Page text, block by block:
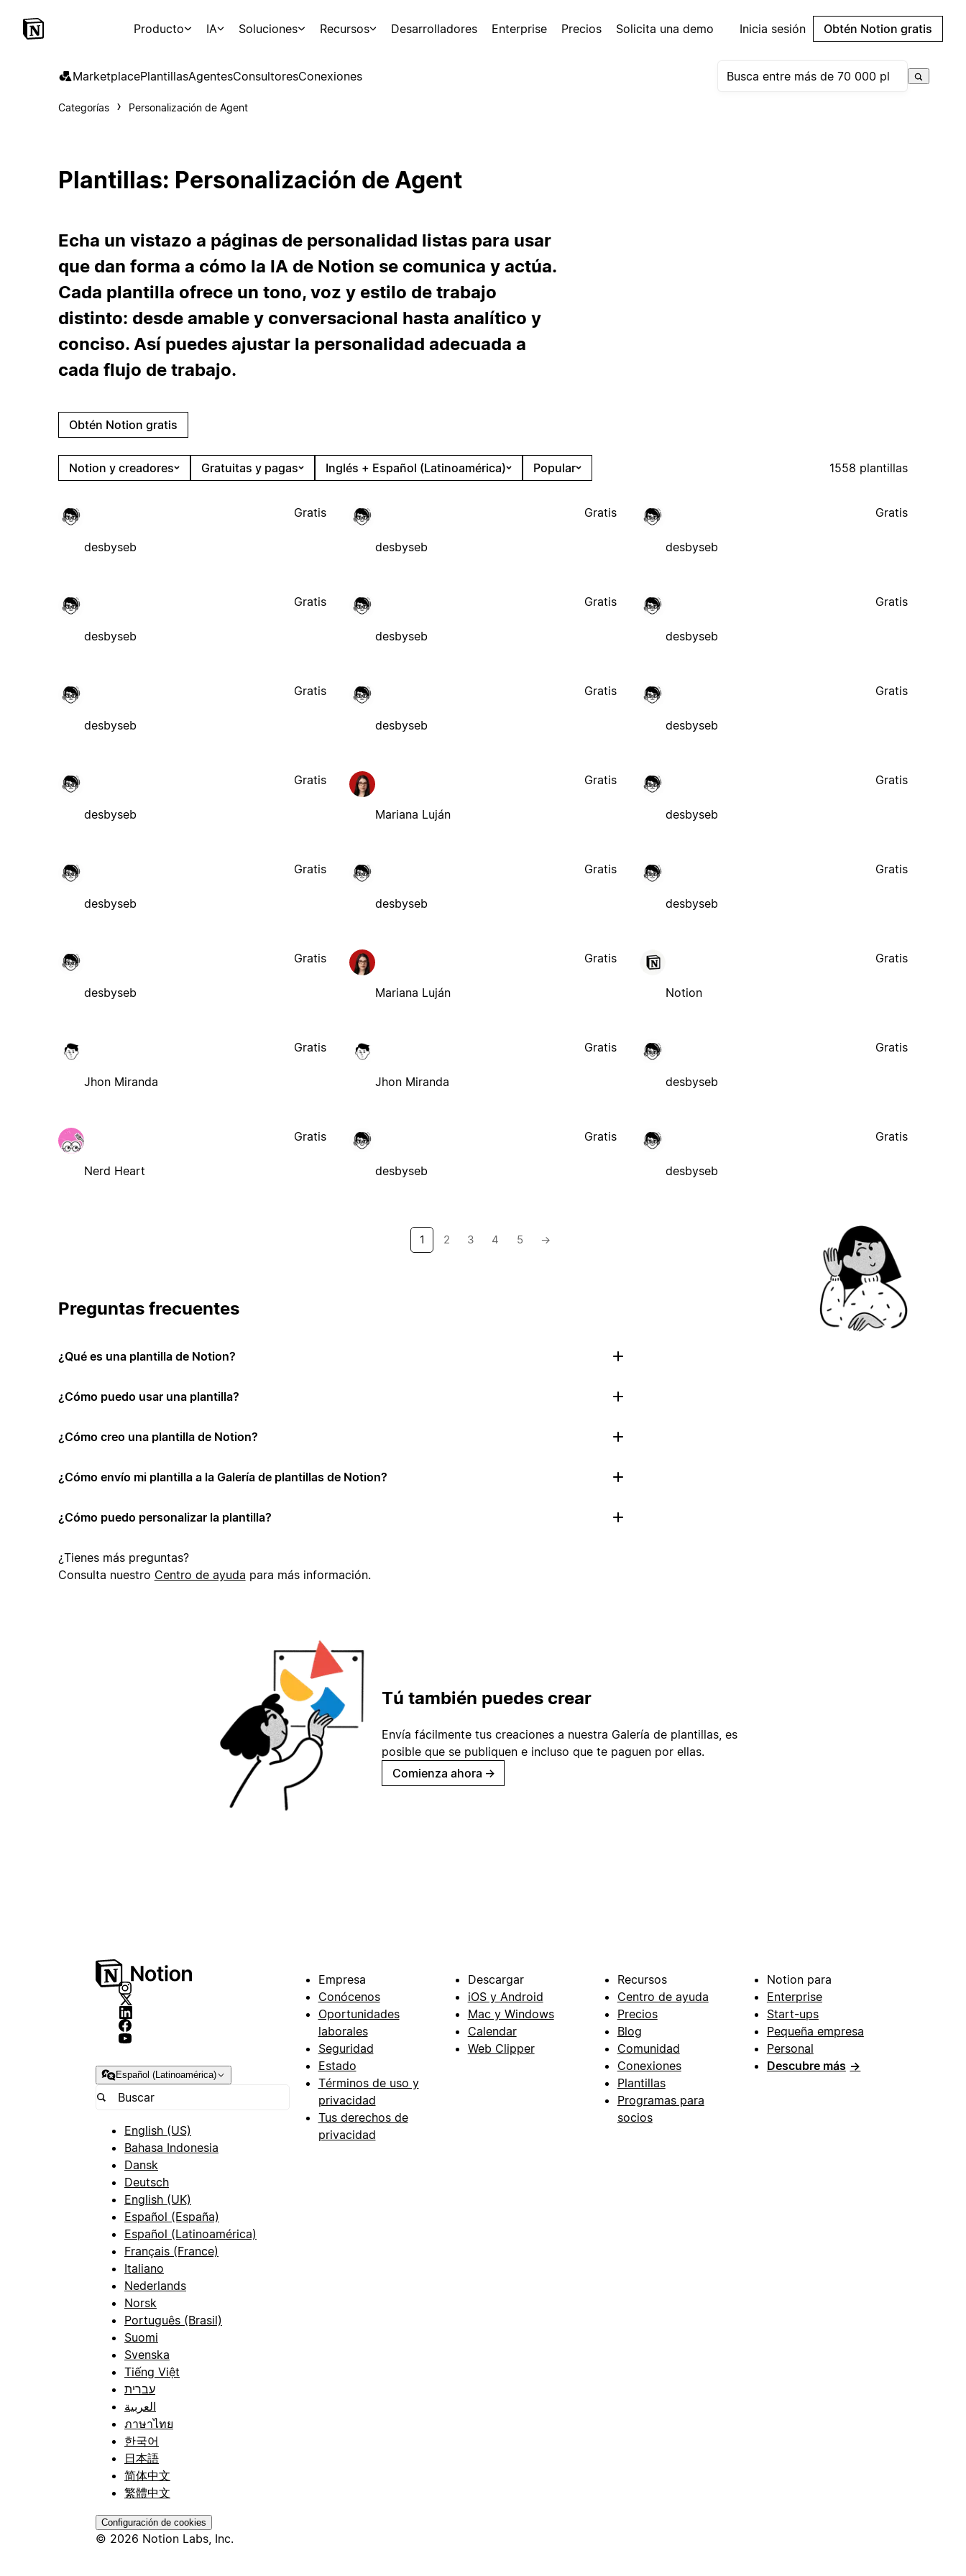
Producto IA Soluciones Recursos Desarrolladores Enterprise Precios Solicita una demo Inicia sesión Obtén Notion gratis
MarketplacePlantillasAgentesConsultoresConexiones
Categorías Personalización de Agent
Plantillas: Personalización de Agent
Echa un vistazo a páginas de personalidad listas para usar
que dan forma a cómo la IA de Notion se comunica y actúa.
Cada plantilla ofrece un tono, voz y estilo de trabajo
distinto: desde amable y conversacional hasta analítico y
conciso. Así puedes ajustar la personalidad adecuada a
cada flujo de trabajo.
Obtén Notion gratis
Notion y creadores Gratuitas y pagas Inglés + Español (Latinoamérica) Popular 1558 plantillas
desbyseb
Gratis
desbyseb
Gratis
desbyseb
Gratis
desbyseb
Gratis
desbyseb
Gratis
desbyseb
Gratis
desbyseb
Gratis
desbyseb
Gratis
desbyseb
Gratis
desbyseb
Gratis
Mariana Luján
Gratis
desbyseb
Gratis
desbyseb
Gratis
desbyseb
Gratis
desbyseb
Gratis
desbyseb
Gratis
Mariana Luján
Gratis
Notion
Gratis
Jhon Miranda
Gratis
Jhon Miranda
Gratis
desbyseb
Gratis
Nerd Heart
Gratis
desbyseb
Gratis
desbyseb
Gratis
1 2 3 4 5 →
Preguntas frecuentes
¿Qué es una plantilla de Notion?
¿Cómo puedo usar una plantilla?
¿Cómo creo una plantilla de Notion?
¿Cómo envío mi plantilla a la Galería de plantillas de Notion?
¿Cómo puedo personalizar la plantilla?
¿Tienes más preguntas?
Consulta nuestro Centro de ayuda para más información.
Tú también puedes crear
Envía fácilmente tus creaciones a nuestra Galería de plantillas, es
posible que se publiquen e incluso que te paguen por ellas.
Comienza ahora →
Español (Latinoamérica)
English (US)
Bahasa Indonesia
Dansk
Deutsch
English (UK)
Español (España)
Español (Latinoamérica)
Français (France)
Italiano
Nederlands
Norsk
Português (Brasil)
Suomi
Svenska
Tiếng Việt
עברית
العربية
ภาษาไทย
한국어
日本語
简体中文
繁體中文
Configuración de cookies
© 2026 Notion Labs, Inc.
Empresa
Conócenos
Oportunidades
laborales
Seguridad
Estado
Términos de uso y
privacidad
Tus derechos de
privacidad
Descargar
iOS y Android
Mac y Windows
Calendar
Web Clipper
Recursos
Centro de ayuda
Precios
Blog
Comunidad
Conexiones
Plantillas
Programas para
socios
Notion para
Enterprise
Start-ups
Pequeña empresa
Personal
Descubre más →